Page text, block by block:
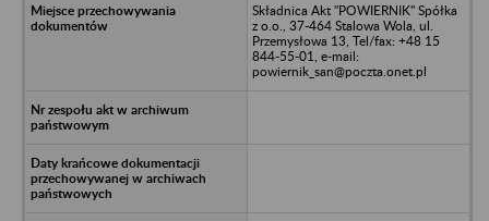
Składnica Akt "POWIERNIK" Spółka
z o.o., 37-464 Stalowa Wola, ul.
Przemysłowa 13, Tel/fax: +48 15
844-55-01, e-mail:
powiernik_san@poczta.onet.pl